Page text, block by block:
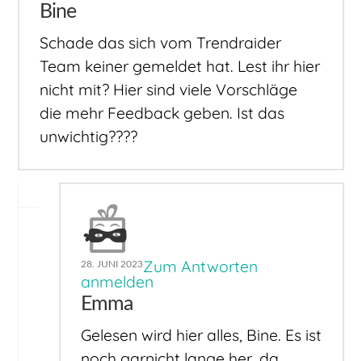
Bine
Schade das sich vom Trendraider
Team keiner gemeldet hat. Lest ihr hier
nicht mit? Hier sind viele Vorschläge
die mehr Feedback geben. Ist das
unwichtig????
28. JUNI 2023Zum Antworten
anmelden
Emma
Gelesen wird hier alles, Bine. Es ist